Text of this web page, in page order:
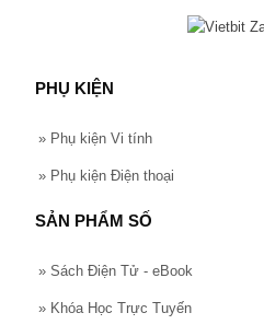
PHỤ KIỆN
» Phụ kiện Vi tính
» Phụ kiện Điện thoại
SẢN PHẨM SỐ
» Sách Điện Tử - eBook
» Khóa Học Trực Tuyến